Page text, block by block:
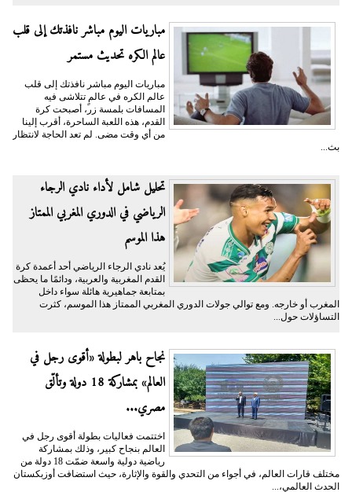
مباريات اليوم مباشر نافذتك إلى قلب
عالم الكره تحديث مستمر
مباريات اليوم مباشر نافذتك إلى قلب
عالم الكره في عالمٍ تتلاشى فيه
المسافات بلمسة زر، أصبحت كرة
القدم، هذه اللعبة الساحرة، أقرب إلينا
من أي وقت مضى. لم تعد الحاجة لانتظار
بث...
تحليل شامل لأداء نادي الرجاء
الرياضي في الدوري المغربي الممتاز
هذا الموسم
يُعد نادي الرجاء الرياضي أحد أعمدة كرة
القدم المغربية والعربية، ودائمًا ما يحظى
بمتابعة جماهيرية هائلة سواء داخل
المغرب أو خارجه. ومع توالي جولات الدوري المغربي الممتاز هذا الموسم، كثرت
التساؤلات حول...
نجاح باهر لبطولة «أقوى رجل في
العالم» بمشاركة 18 دولة وتألّق
مصري...
اختتمت فعاليات بطولة أقوى رجل في
العالم بنجاح كبير، وذلك بمشاركة
رياضية دولية واسعة ضمّت 18 دولة من
مختلف قارات العالم، في أجواء من التحدي والقوة والإثارة، حيث استضافت أوزبكستان
الحدث العالمي،...